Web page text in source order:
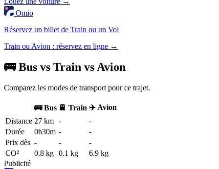
Omio
Réservez un billet de Train ou un Vol
Train ou Avion : réservez en ligne →
🚌 Bus vs Train vs Avion
Comparez les modes de transport pour ce trajet.
🚌 Bus 🚆 Train ✈️ Avion
Distance 27 km -
-
Durée
0h30m -
-
Prix dès - -
-
CO²
0.8 kg 0.1 kg
6.9 kg
Publicité